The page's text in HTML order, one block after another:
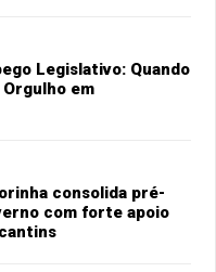
Legislativo: Quando
em
consolida pré-
com forte apoio